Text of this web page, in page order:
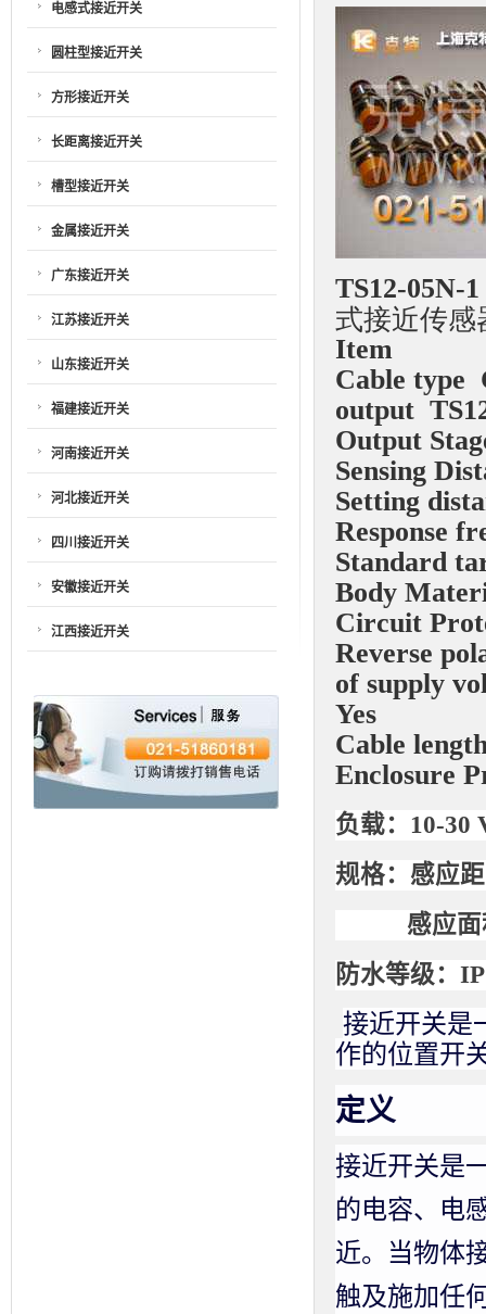
TS12-05N-1
式接近传感
Item
Cable type
output
Output
Sensing
Setting
Response
Standard
Body
Circuit
Reverse
of supply
Yes
Cable
Enclosure
负载： 10-
规格：感应
感应
防水等级：
接近开关是
作的位置开
定义
接近开关是
的电容、电
近。当物体
触及施加任
电感式接近开关
圆柱型接近开关
方形接近开关
长距离接近开关
槽型接近开关
金属接近开关
广东接近开关
江苏接近开关
山东接近开关
福建接近开关
河南接近开关
河北接近开关
四川接近开关
安徽接近开关
江西接近开关